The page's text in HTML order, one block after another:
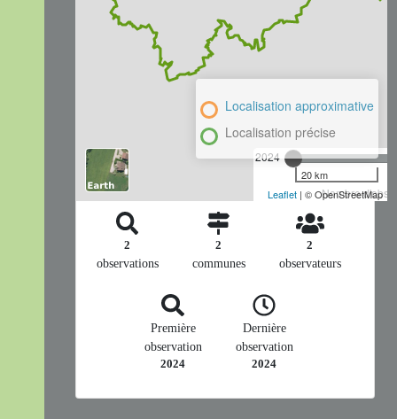
2024
Nombre
Localisation approximative
Localisation précise
20 km
Leaflet | © OpenStreetMap
2
observations
2
communes
2
observateurs
Première
observation
2024
Dernière
observation
2024